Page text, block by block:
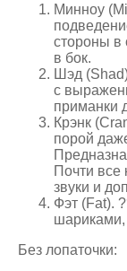
Минноу
стороны в
в бок.
Шэд
с
приманки
Крэнк
порой
Почти
звуки и
Фэт (Fat).
Без лопаточки: